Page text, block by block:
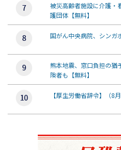
被災高齢者施設に介護
護団体【無料】
国がん中央病院、シンガ
熊本地震、窓口負担の
険者も【無料】
【厚生労働省辞令】（8